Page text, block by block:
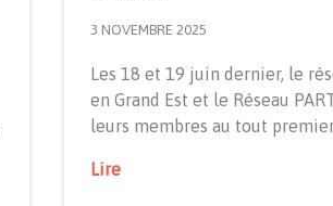
3 NOVEMBRE 2025
Les 18 et 19 juin dernier, le
en Grand Est et le Réseau
leurs membres au tout
Lire